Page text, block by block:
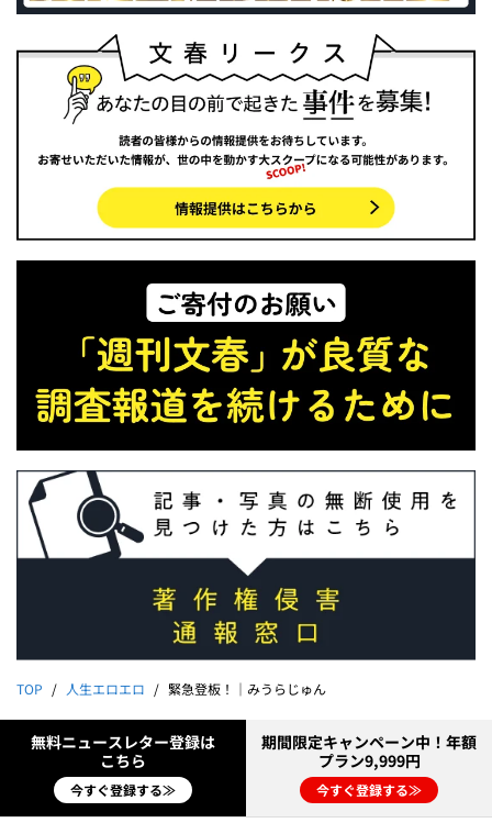
TOP 人生エロエロ 緊急登板！｜みうらじゅん
無料ニュースレター登録は
こちら
今すぐ登録する≫
期間限定キャンペーン中！年額
プラン9,999円
今すぐ登録する≫